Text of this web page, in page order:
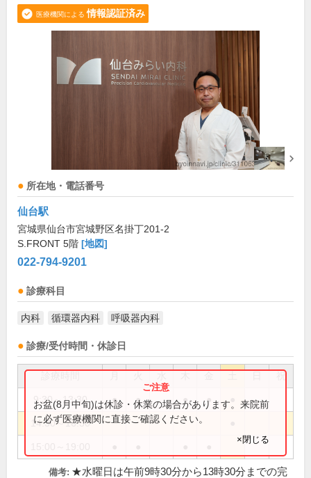
医療機関による 情報認証済み
所在地・電話番号
仙台駅
宮城県仙台市宮城野区名掛丁201-2
S.FRONT 5階 [地図]
022-794-9201
診療科目
内科 循環器内科 呼吸器内科
診療/受付時間・休診日
祝
9:30～13:30 ● ● ● ●
14:30～16:30
お盆(8月中旬)は休診・休業の場合があります。来院前
に必ず医療機関に直接ご確認ください。
×閉じる
備考: ★水曜日は午前9時30分から13時30分までの完